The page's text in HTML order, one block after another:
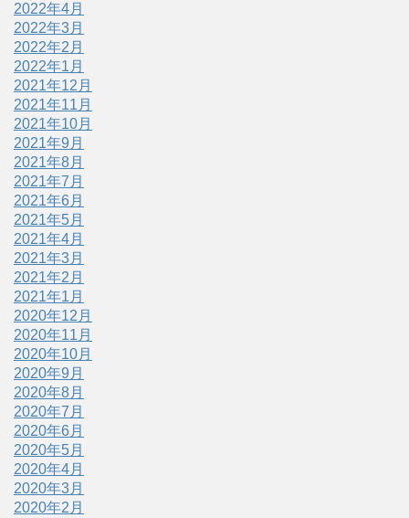
2022年4月
2022年3月
2022年2月
2022年1月
2021年12月
2021年11月
2021年10月
2021年9月
2021年8月
2021年7月
2021年6月
2021年5月
2021年4月
2021年3月
2021年2月
2021年1月
2020年12月
2020年11月
2020年10月
2020年9月
2020年8月
2020年7月
2020年6月
2020年5月
2020年4月
2020年3月
2020年2月